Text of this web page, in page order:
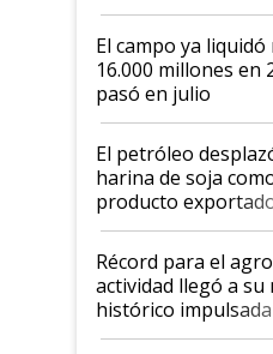
El campo ya liquidó
16.000 millones en
pasó en julio
El petróleo
harina de soja
producto
el agro aportó casi
diez dólares y
liderazgo en un
récord
Récord para el
actividad llegó a su
histórico
cosecha y las